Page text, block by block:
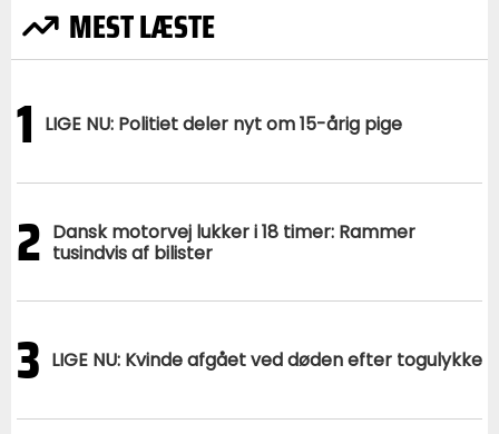
MEST LÆSTE
1 LIGE NU: Politiet deler nyt om 15-årig pige
2 Dansk motorvej lukker i 18 timer: Rammer
tusindvis af bilister
3 LIGE NU: Kvinde afgået ved døden efter togulykke